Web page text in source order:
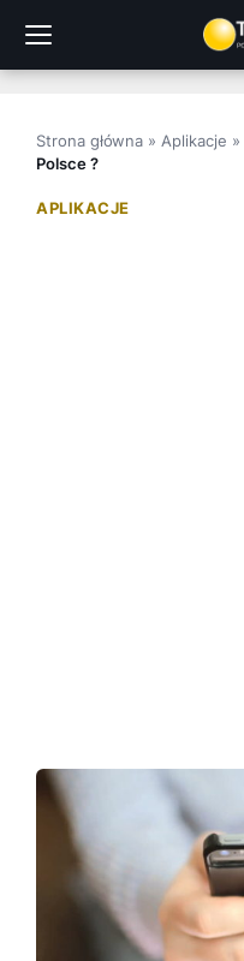
treści
Strona główna » Aplikacje »
Polsce ?
APLIKACJE